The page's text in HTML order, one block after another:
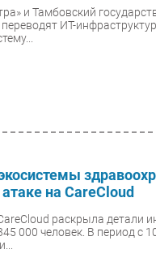
и Тамбовский
ИТ-
на CareCloud
раскрыла детали
000 человек. В период с